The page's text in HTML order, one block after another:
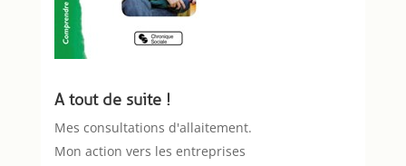
A tout de suite !
Mes consultations d'allaitement.
Mon action vers les entreprises